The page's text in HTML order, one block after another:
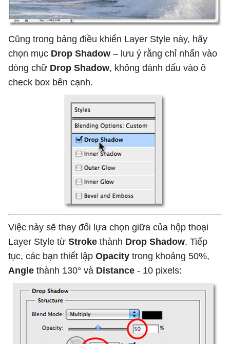
Cũng trong bảng điều khiển Layer Style này, hãy
chọn mục Drop Shadow – lưu ý rằng chỉ nhấn vào
dòng chữ Drop Shadow, không đánh dấu vào ô
check box bên cạnh.
Việc này sẽ thay đổi lựa chọn giữa của hộp thoại
Layer Style từ Stroke thành Drop Shadow. Tiếp
tục, các bạn thiết lập Opacity trong khoảng 50%,
Angle thành 130° và Distance - 10 pixels: